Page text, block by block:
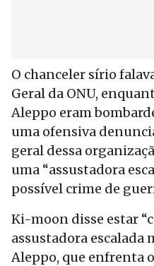
O chanceler sírio
Geral da ONU,
Aleppo eram
uma ofensiva
geral dessa
uma “assustadora
possível crime de
Ki-moon disse estar
assustadora escalada
Aleppo, que enfrenta